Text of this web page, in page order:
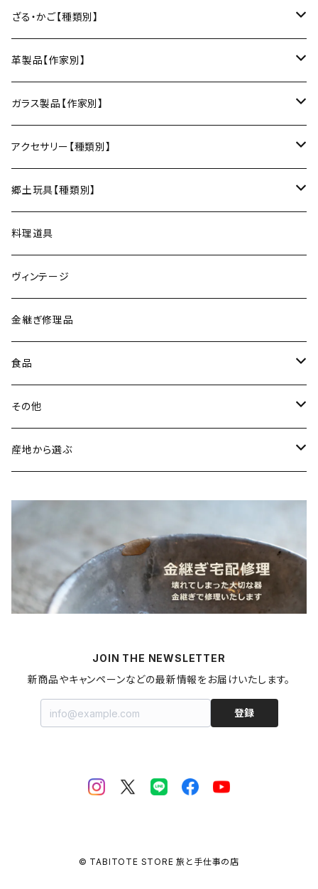
箸置き
菓子切
鍋敷き・コースター
鍋敷き
ポットマット
Fuji窯（備前焼／岡山）
仁堂窯 大森宏明（備前焼／岡山）
梅山窯（砥部焼／愛媛）
宗像窯（会津本郷焼／福島）
松永窯（大堀相馬焼／福島）
黒照 クロテラス（大堀相馬焼／福島）
唐木田窯（松代焼／長野）
古谷製陶所（信楽焼／滋賀）
山内卓夫（信楽焼／滋賀）
常陸窯いそべ陶苑（笠間焼／茨城）
八尾和紙（富山）
美濃和紙（岐阜）
水うちわ（岐阜）
松本箒（長野）
棕櫚箒（和歌山）
和箒（栃木）
和箒（群馬）
ざる・かご【種類別】
盆ざる
かご
革製品【作家別】
Therese（奈良）
ガラス製品【作家別】
Taiga Glass（群馬）
アクセサリー【種類別】
ネックレス
ブレスレット
リング
イヤリング・ピアス
ヘアアクセサリー
スカーフリング
ストラップ
郷土玩具【種類別】
会津張り子（福島）
料理道具
ヴィンテージ
金継ぎ修理品
食品
魚介類
鯛
野菜
梅干し
麺類
パスタ
その他
書籍・雑誌
蜜蝋ワックス
アロマストーン
拭き漆キット
産地から選ぶ
青森県
JOIN THE NEWSLETTER
新商品やキャンペーンなどの最新情報をお届けいたします。
登録
© TABITOTE STORE 旅と手仕事の店